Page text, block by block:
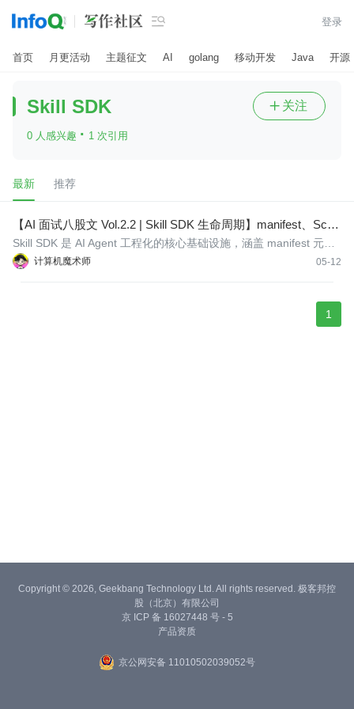
 登录
首页 月更活动 主题征文 AI golang 移动开发 Java 开源
Skill SDK
0 人感兴趣 · 1 次引用
 关注
最新 推荐
【AI 面试八股文 Vol.2.2 | Skill SDK 生命周期】manifest、Sche
ma、权限与热重载：从会写 Tool 到能上线的工程闭环
计算机魔术师 05-12
Skill SDK 是 AI Agent 工程化的核心基础设施，涵盖 manifest 元数
据定义、Tool Schema 校验、permissions 权限模型、脚手架开
1
Copyright © 2026, Geekbang Technology Ltd. All rights reserved. 极客邦控
股（北京）有限公司
京 ICP 备 16027448 号 - 5
产品资质
京公网安备 11010502039052号